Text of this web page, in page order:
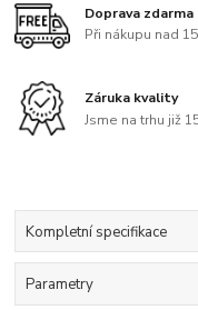
Doprava zdarma
Při nákupu nad
Záruka kvality
Jsme na trhu již
Kompletní specifikace
Parametry